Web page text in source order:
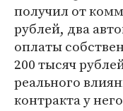
получил от
рублей, два
оплаты
200 тысяч
реального
контракта у